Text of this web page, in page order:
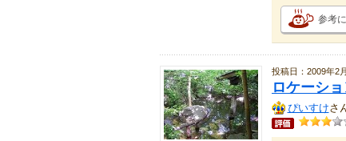
参考
投稿日：2009年2
ロケーシ
ぴいすけさ